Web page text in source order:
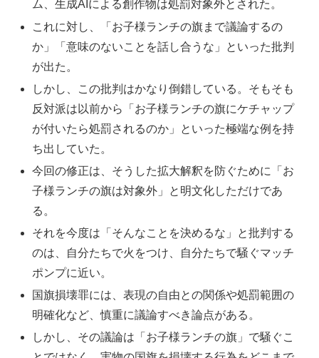
ム、生成AIによる創作物は処罰対象外とされた。
これに対し、「お子様ランチの旗まで議論するの
か」「意味のないことを話し合うな」といった批判
が出た。
しかし、この批判はかなり倒錯している。そもそも
反対派は以前から「お子様ランチの旗にケチャップ
が付いたら処罰されるのか」といった極端な例を持
ち出していた。
今回の修正は、そうした拡大解釈を防ぐために「お
子様ランチの旗は対象外」と明文化しただけであ
る。
それを今度は「そんなことを決めるな」と批判する
のは、自分たちで火をつけ、自分たちで騒ぐマッチ
ポンプに近い。
国旗損壊罪には、表現の自由との関係や処罰範囲の
明確化など、慎重に議論すべき論点がある。
しかし、その議論は「お子様ランチの旗」で騒ぐこ